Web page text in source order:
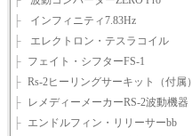
├
インフィニティ7.83Hz
├
エレクトロン・テスラコイル
├ フェイト・シフターFS-1
├ Rs-2ヒーリングサーキット（付属）
├
レメディーメーカーRS-2波動機器
├ エンドルフィン・リリーサーbb